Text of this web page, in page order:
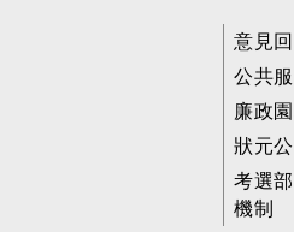
意見
公共
廉政
狀元
考選
機制